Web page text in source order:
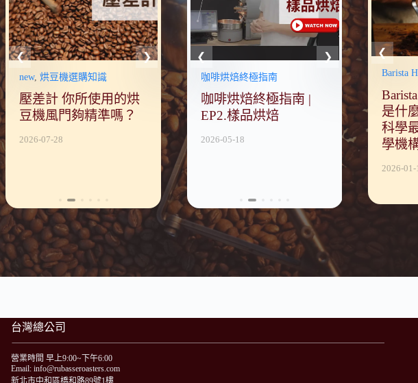
烘豆技術教學
進階烘焙技術│北歐烘
焙技巧曲線大公開，
水果炸彈般的香氣
2025-10-23
烘豆技術教學
北歐快烘手法│「DYC
打咖啡」分享
2025-10-23
烘豆技術教學
超穩定!!淺烘焙
的烘焙示範，
的聲音、溫度
判斷一爆密集
new,烘豆機選購知識
壓差計 你所使用的烘
豆機風門夠精準嗎？
2026-07-28
烘豆機選購知識
選購烘豆機推薦全攻
略 購買家用、商用、
全自動咖啡烘豆機前
必須搞懂的17項重點
2026-08-05
烘豆機選購知識
還在考慮傳
機嗎？迎接
單小鍋精緻
2025-10-23
咖啡烘焙終極指南
咖啡烘焙終極指南 |
EP5 哥倫比亞
咖啡烘焙終極指南
咖啡烘焙終極指南 |
EP2.樣品烘焙
2026-05-18
咖啡烘焙終
咖啡烘
EP9 特
焙方式-
樂家 蕭邦
2026-05-25
Barista Hustle 課程介紹
浸泡線上課 EP8｜如
何更好地萃取咖啡？
2025-10-23
Barista Hustle 課程介紹
浸泡線上課 EP9｜咖
啡沖煮最重要的事
2025-10-23
Barista
是什
科學
學機
2026-01-
台灣總公司
營業時間 早上9:00~下午6:00
Email: info@rubasseroasters.com
新北市中和區橋和路89號1樓